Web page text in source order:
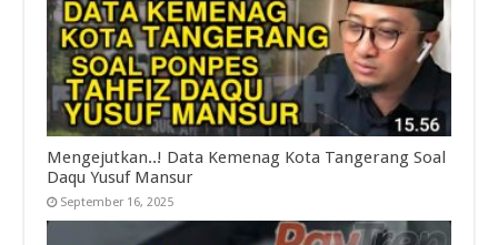
Mengejutkan..! Data Kemenag Kota Tangerang Soal
Daqu Yusuf Mansur
September 16, 2025